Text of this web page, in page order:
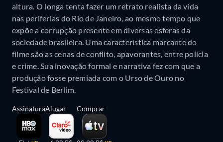
altura. O longa tenta fazer um retrato realista da vida
nas periferias do Rio de Janeiro, ao mesmo tempo que
expõe a corrupção presente em diversas esferas da
sociedade brasileira. Uma característica marcante do
filme são as cenas de conflito, apavorantes, entre polícia
e crime. Sua inovação formal e narrativa fez com que a
produção fosse premiada com o Urso de Ouro no
Festival de Berlim.
AssinaturaAlugar Comprar